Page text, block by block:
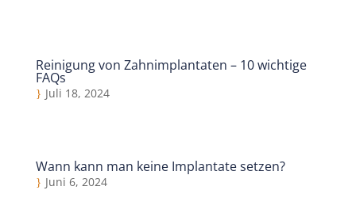
Reinigung von Zahnimplantaten – 10 wichtige
FAQs
Juli 18, 2024
Wann kann man keine Implantate setzen?
Juni 6, 2024